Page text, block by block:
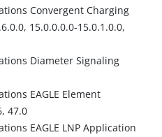
Convergent Charging
15.0.0.0.0-15.0.1.0.0,
Diameter Signaling
EAGLE Element
47.0
EAGLE LNP Application